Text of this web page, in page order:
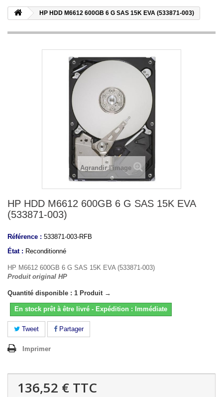
HP HDD M6612 600GB 6 G SAS 15K EVA (533871-003)
Agrandir l'image
HP HDD M6612 600GB 6 G SAS 15K EVA
(533871-003)
Référence : 533871-003-RFB
État : Reconditionné
HP M6612 600GB 6 G SAS 15K EVA (533871-003)
Produit original HP
Quantité disponible : 1 Produit →
En stock prêt à être livré - Expédition : Immédiate
Tweet Partager
Imprimer
136,52 € TTC